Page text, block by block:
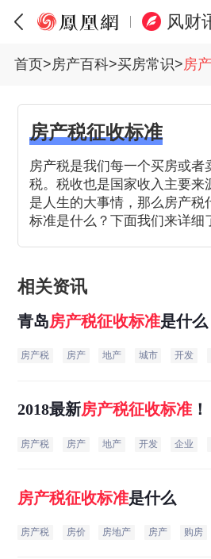
风财
首页>房产百科>买房常识>房
房产税征收标准
房产税是我们每一个买房或者
税。税收也是国家收入主要来
是人生的大事情，那么房产税
标准是什么？下面我们来详细
相关资讯
青岛房产税征收标准是什么
房产税 房产 地产 城市 开发
2018最新房产税征收标准！
房产税 房产 地产 开发 企业
房产税征收标准是什么
房产税 房价 房地产 房产 购房